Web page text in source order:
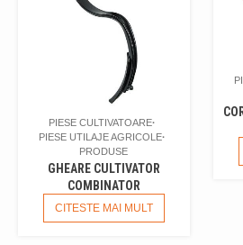
PIESE CULTIVATOARE
PIESE UTILAJE AGRICOLE
PRODUSE
GHEARE CULTIVATOR
COMBINATOR
CITESTE MAI MULT